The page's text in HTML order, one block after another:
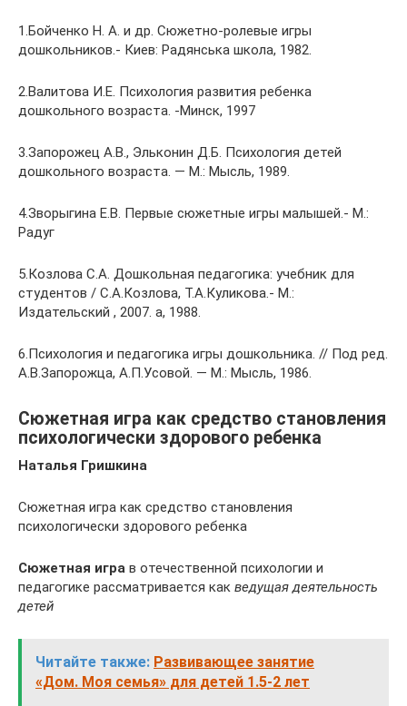
1.Бойченко H. A. и др. Сюжетно-ролевые игры
дошкольников.- Киев: Радянська школа, 1982.
2.Валитова И.Е. Психология развития ребенка
дошкольного возраста. -Минск, 1997
3.Запорожец А.В., Эльконин Д.Б. Психология детей
дошкольного возраста. — М.: Мысль, 1989.
4.Зворыгина Е.В. Первые сюжетные игры малышей.- М.:
Радуг
5.Козлова С.А. Дошкольная педагогика: учебник для
студентов / С.А.Козлова, Т.А.Куликова.- М.:
Издательский , 2007. а, 1988.
6.Психология и педагогика игры дошкольника. // Под ред.
А.В.Запорожца, А.П.Усовой. — М.: Мысль, 1986.
Сюжетная игра как средство становления
психологически здорового ребенка
Наталья Гришкина
Сюжетная игра как средство становления
психологически здорового ребенка
Сюжетная игра в отечественной психологии и
педагогике рассматривается как ведущая деятельность
детей
Читайте также: Развивающее занятие
«Дом. Моя семья» для детей 1.5-2 лет